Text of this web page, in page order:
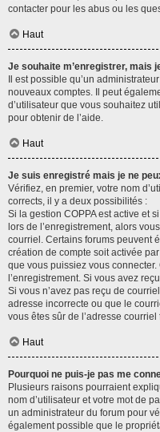
contacter pour les abus ou les
Haut
Je souhaite m’enregistrer, mais
Il est possible qu’un
nouveaux comptes. Il peut
d’utilisateur que vous souhaitez
pour obtenir de l’aide.
Haut
Je suis enregistré mais je ne
Vérifiez, en premier, votre nom
corrects, il y a deux possibilités :
Si la gestion COPPA est active et
lors de l’enregistrement, alors
courriel. Certains forums peuvent
création de compte soit activée
que vous puissiez vous
l’enregistrement. Si vous avez
Si vous n’avez pas reçu de
adresse incorrecte ou que le
vous êtes sûr de l’adresse
Haut
Pourquoi ne puis-je pas me
Plusieurs raisons pourraient
nom d’utilisateur et votre mot de
un administrateur du forum pour
également possible que le